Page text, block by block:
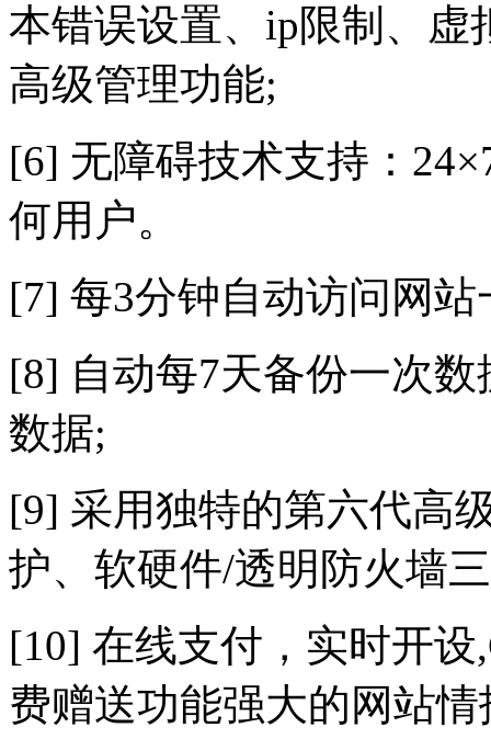
本错误设置、ip限制、虚
高级管理功能;
[6] 无障碍技术支持：
何用户。
[7] 每3分钟自动访问网
[8] 自动每7天备份一次
数据;
[9] 采用独特的第六代高
护、软硬件/透明防火墙
[10] 在线支付，实时开
费赠送功能强大的网站